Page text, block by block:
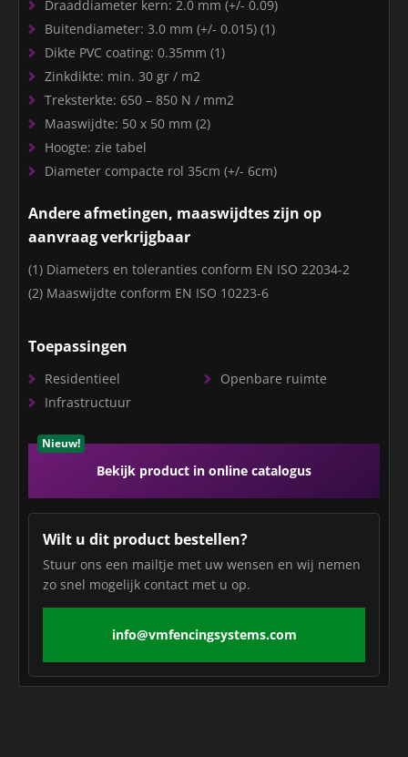
Draaddiameter kern: 2.0 mm (+/- 0.09)
Buitendiameter: 3.0 mm (+/- 0.015) (1)
Dikte PVC coating: 0.35mm (1)
Zinkdikte: min. 30 gr / m2
Treksterkte: 650 – 850 N / mm2
Maaswijdte: 50 x 50 mm (2)
Hoogte: zie tabel
Diameter compacte rol 35cm (+/- 6cm)
Andere afmetingen, maaswijdtes zijn op
aanvraag verkrijgbaar
(1) Diameters en toleranties conform EN ISO 22034-2
(2) Maaswijdte conform EN ISO 10223-6
Toepassingen
Residentieel
Openbare ruimte
Infrastructuur
Bekijk product in online catalogus
Nieuw!
Wilt u dit product bestellen?
Stuur ons een mailtje met uw wensen en wij nemen
zo snel mogelijk contact met u op.
info@vmfencingsystems.com